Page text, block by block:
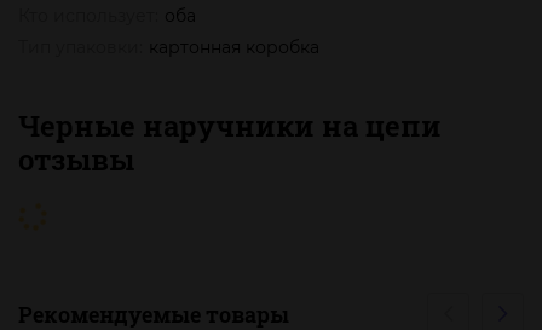
оба
картонная коробка
Черные наручники на цепи
отзывы
Рекомендуемые товары